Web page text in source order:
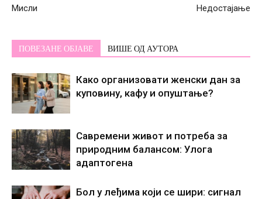
Мисли Недостајање
ПОВЕЗАНЕ ОБЈАВЕ ВИШЕ ОД АУТОРА
Како организовати женски дан за
куповину, кафу и опуштање?
Савремени живот и потреба за
природним балансом: Улога
адаптогена
Бол у леђима који се шири: сигнал